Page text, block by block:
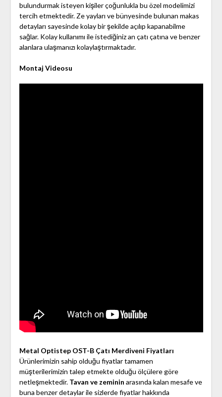
bulundurmak isteyen kişiler çoğunlukla bu özel modelimizi
tercih etmektedir. Ze yayları ve bünyesinde bulunan makas
detayları sayesinde kolay bir şekilde açılıp kapanabilme
sağlar. Kolay kullanımı ile istediğiniz an çatı çatına ve benzer
alanlara ulaşmanızı kolaylaştırmaktadır.
Montaj Videosu
Metal Optistep OST-B Çatı Merdiveni Fiyatları
Ürünlerimizin sahip olduğu fiyatlar tamamen
müşterilerimizin talep etmekte olduğu ölçülere göre
netleşmektedir. Tavan ve zeminin arasında kalan mesafe ve
buna benzer detaylar ile sizlerde fiyatlar hakkında